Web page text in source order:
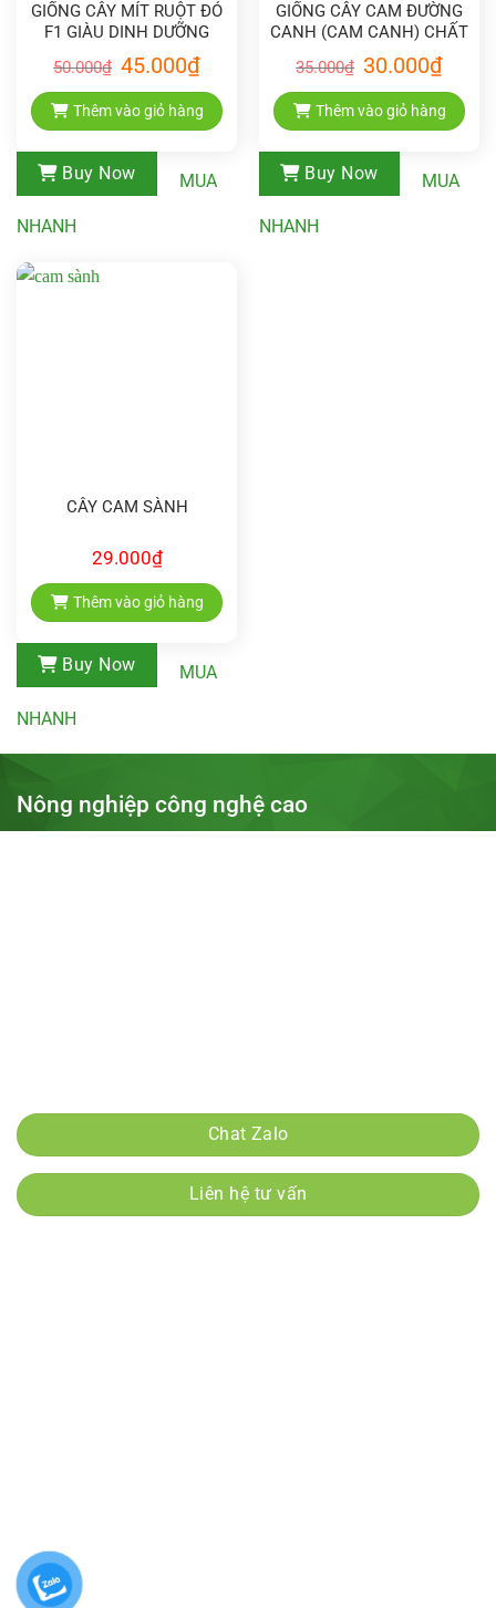
GIỐNG CÂY MÍT RUỘT ĐỎ
F1 GIÀU DINH DƯỠNG
50.000₫
Giá
gốc
là:
50.000₫.
45.000₫Giá
hiện
tại
45.000₫.
Thêm vào giỏ hàng
Buy Now MUA
NHANH
GIỐNG CÂY CAM ĐƯỜNG
CANH (CAM CANH) CHẤT
LƯỢNG
35.000₫ Giá
gốc
là:
35.000₫.
30.000₫Giá
hiện
tại
Thêm vào giỏ hàng
Buy Now MUA
NHANH
CÂY CAM SÀNH
29.000₫
Thêm vào giỏ hàng
Buy Now MUA
NHANH
Nông nghiệp công nghệ cao
Chat Zalo
Liên hệ tư vấn
Giống Cây Đặc sản